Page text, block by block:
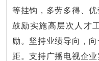
等挂钩，多劳多得、优
鼓励实施高层次人才
励。坚持业绩导向，
距。支持广播电视企